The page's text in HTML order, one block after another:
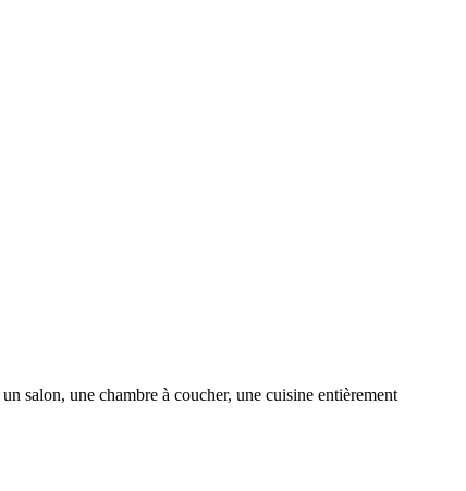
salon, une chambre à coucher, une cuisine entièrement